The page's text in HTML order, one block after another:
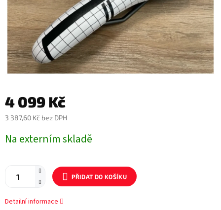
4 099 Kč
3 387,60 Kč bez DPH
cena:
Na externím skladě
PŘIDAT DO KOŠÍKU
Detailní informace